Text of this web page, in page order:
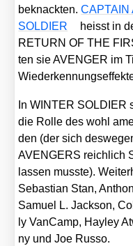
beknack­ten.CAPTAIN
SOLDIER
heisst in
RETURN OF THE
ten sie AVENGER im
In WINTER SOLDIER
die Rol­le des wohl
den (der sich
AVENGERS reich­lich
las­sen muss­te).
Sebas­ti­an Stan,
Samu­el L. Jack­son,
ly Van­Camp, Hay­ley
ny und Joe Rus­so.